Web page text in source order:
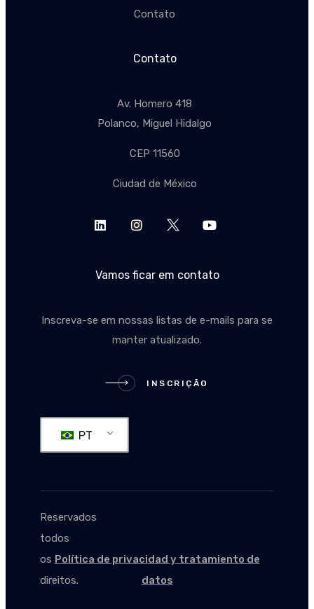
Contato
Contato
Av. Homero 418
Polanco, Miguel Hidalgo
CEP 11560
Ciudad de México
Vamos ficar em contato
Inscreva-se em nossas listas de e-mails para se
manter atualizado.
INSCRIÇÃO
INSCRIÇÃO
PT
Reservados
todos
os
direitos.
Política de privacidad y tratamiento de
datos